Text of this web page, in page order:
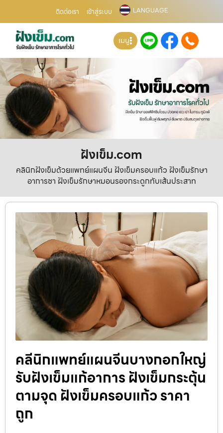
ติดต่อเรา เข้าสู่ระบบ LANGUAGE
เมนู
ฝังเข็ม.com
คลินิกฝังเข็มด้วยแพทย์แผนจีน ฝังเข็มครอบแก้ว ฝังเข็มรักษา
อาการชา ฝังเข็มรักษาหมอนรองกระดูกทับเส้นประสาท
คลีนิกแพทย์แผนจีนบางกอกใหญ่
รับฝังเข็มแก้อาการ ฝังเข็มกระตุ้น
ตามจุด ฝังเข็มครอบแก้ว ราคา
ถูก